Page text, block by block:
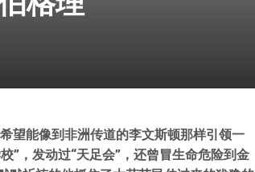
望能像到非洲传道的李文斯顿那样引领一
”，发动过“天足会”，还曾冒生命危险到金